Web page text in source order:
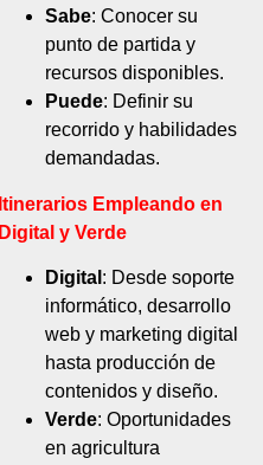
Sabe: Conocer su
punto de partida y
recursos disponibles.
Puede: Definir su
recorrido y habilidades
demandadas.
Itinerarios Empleando en
Digital y Verde
Digital : Desde soporte
informático, desarrollo
web y marketing digital
hasta producción de
contenidos y diseño.
Verde: Oportunidades
en agricultura